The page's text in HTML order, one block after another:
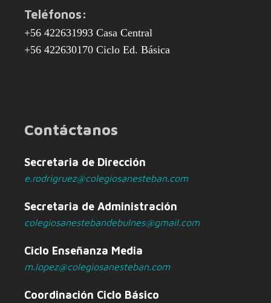
Teléfonos:
+56 422631993 Casa Central
+56 422630170 Ciclo Ed. Básica
Contáctanos
Secretaria de Dirección
e.rodrigruez@colegiosanesteban.com
Secretaria de Administración
colegiosanestebandebulnes@gmail.com
Ciclo Enseñanza Media
m.lopez@colegiosanesteban.com
Coordinación Ciclo Básico